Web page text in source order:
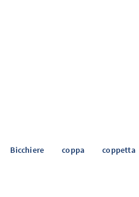
Bicchiere coppa coppetta